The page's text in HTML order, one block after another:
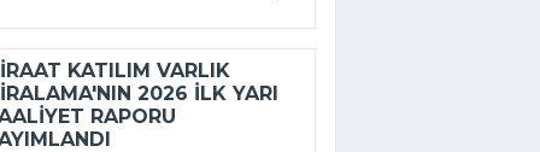
KATILIM VARLIK
2026 ILK YARI
RAPORU